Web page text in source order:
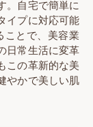
。自宅で簡単に
イプに対応可能
ことで、美容業
日常生活に変革
この革新的な美
やかで美しい肌